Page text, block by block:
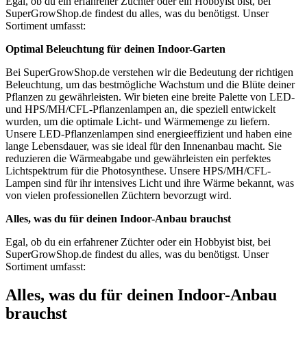
SuperGrowShop.de findest du alles, was du benötigst. Unser
Sortiment umfasst:
Optimal Beleuchtung für deinen Indoor-Garten
Bei SuperGrowShop.de verstehen wir die Bedeutung der richtigen
Beleuchtung, um das bestmögliche Wachstum und die Blüte deiner
Pflanzen zu gewährleisten. Wir bieten eine breite Palette von LED-
und HPS/MH/CFL-Pflanzenlampen an, die speziell entwickelt
wurden, um die optimale Licht- und Wärmemenge zu liefern.
Unsere LED-Pflanzenlampen sind energieeffizient und haben eine
lange Lebensdauer, was sie ideal für den Innenanbau macht. Sie
reduzieren die Wärmeabgabe und gewährleisten ein perfektes
Lichtspektrum für die Photosynthese. Unsere HPS/MH/CFL-
Lampen sind für ihr intensives Licht und ihre Wärme bekannt, was
von vielen professionellen Züchtern bevorzugt wird.
Alles, was du für deinen Indoor-Anbau brauchst
Egal, ob du ein erfahrener Züchter oder ein Hobbyist bist, bei
SuperGrowShop.de findest du alles, was du benötigst. Unser
Sortiment umfasst:
Alles, was du für deinen Indoor-Anbau
brauchst